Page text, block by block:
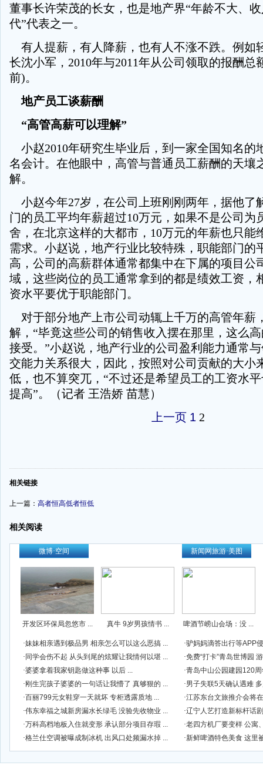
董事长许荣茂的长女，也是地产界“年龄不大、
代”代表之一。
有人提薪，有人降薪，也有人不涨不跌。例如
长沈小军，2010年与2011年从公司领取的报酬总
前)。
地产员工谈薪酬
“高管高薪可以理解”
小赵2010年研究生毕业后，到一家全国知名的
名会计。在他眼中，高管与普通员工薪酬的天壤
解。
小赵今年27岁，在公司上班刚刚两年，据他了
门的员工平均年薪超过10万元，如果不是公司为
舍，在北京这样的大都市，10万元的年薪也只能
需求。小赵说，地产行业比较特殊，职能部门的
高，公司的高薪群体通常都集中在下属的项目公
域，这些岗位的员工通常拿到的都是绩效工资，
资水平要优于职能部门。
对于部分地产上市公司动辄上千万的高管年薪
解，“毕竟这些公司的销售收入摆在那里，这么
接受。”小赵说，地产行业的公司盈利能力通常
交能力关系很大，因此，按照对公司贡献的大小
低，也不算突兀，“不过还是希望员工的工资水
提高”。（记者 王浩娇 苗慧）
上一页 1 2
-
相关链接
上一篇： 高者恒高低者恒低
相关阅读